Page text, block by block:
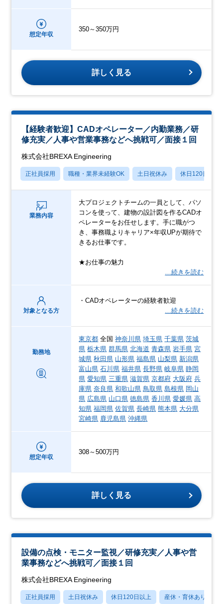
想定年収
350～350万円
詳しく見る
【経験者歓迎】CADオペレーター／内勤業務／研
修充実／人事や営業事務などへ挑戦可／面接１回
株式会社BREXA Engineering
正社員採用 職種・業界未経験OK 土日祝休み 休日120日以上
業務内容
大プロジェクトチームの一員として、パソ
コンを使って、建物の設計図を作るCADオ
ペレーターをお任せします。手に職がつ
き、事務職よりキャリア×年収UPが期待で
きるお仕事です。
★お仕事の魅力
…続きを読む
対象となる方
・CADオペレーターの経験者歓迎
…続きを読む
勤務地
東京都 全国神奈川県 埼玉県 千葉県 茨城
県 栃木県 群馬県 北海道 青森県 岩手県 宮
城県 秋田県 山形県 福島県 山梨県 新潟県
富山県 石川県 福井県 長野県 岐阜県 静岡
県 愛知県 三重県 滋賀県 京都府 大阪府 兵
庫県 奈良県 和歌山県 鳥取県 島根県 岡山
県 広島県 山口県 徳島県 香川県 愛媛県 高
知県 福岡県 佐賀県 長崎県 熊本県 大分県
宮崎県 鹿児島県 沖縄県
想定年収
308～500万円
詳しく見る
設備の点検・モニター監視／研修充実／人事や営
業事務などへ挑戦可／面接１回
株式会社BREXA Engineering
正社員採用 土日祝休み 休日120日以上 産休・育休あり